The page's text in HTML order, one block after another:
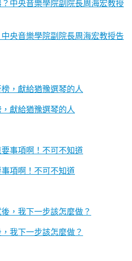
央音樂學院副院長周海宏教授告
獻給猶豫選琴的人
項啊！不可不知道
我下一步該怎麼做？